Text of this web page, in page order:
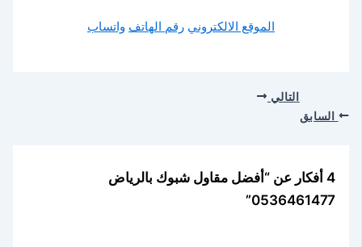
الموقع الالكتروني رقم الهاتف واتساب
السابق
التالي
4 أفكار عن “أفضل مقاول شبوك بالرياض
0536461477”